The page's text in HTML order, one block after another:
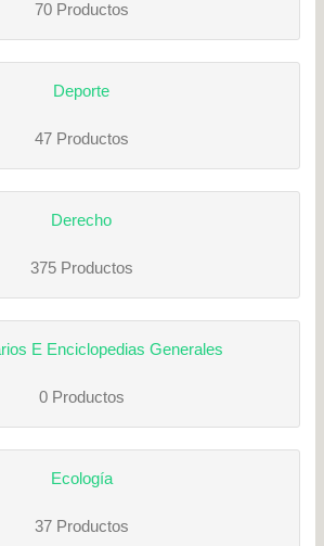
70 Productos
Deporte
47 Productos
Derecho
375 Productos
E Enciclopedias Generales
0 Productos
Ecología
37 Productos